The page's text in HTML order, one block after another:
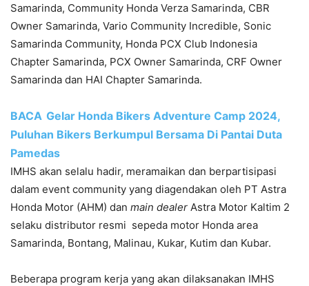
Samarinda, Community Honda Verza Samarinda, CBR
Owner Samarinda, Vario Community Incredible, Sonic
Samarinda Community, Honda PCX Club Indonesia
Chapter Samarinda, PCX Owner Samarinda, CRF Owner
Samarinda dan HAI Chapter Samarinda.
BACA Gelar Honda Bikers Adventure Camp 2024,
Puluhan Bikers Berkumpul Bersama Di Pantai Duta
Pamedas
IMHS akan selalu hadir, meramaikan dan berpartisipasi
dalam event community yang diagendakan oleh PT Astra
Honda Motor (AHM) dan main dealer Astra Motor Kaltim 2
selaku distributor resmi sepeda motor Honda area
Samarinda, Bontang, Malinau, Kukar, Kutim dan Kubar.
Beberapa program kerja yang akan dilaksanakan IMHS